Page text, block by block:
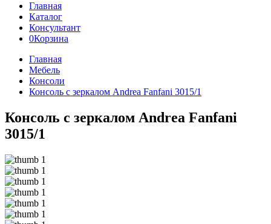
Главная
Каталог
Консультант
0Корзина
Главная
Мебель
Консоли
Консоль с зеркалом Andrea Fanfani 3015/1
Консоль с зеркалом Andrea Fanfani
3015/1